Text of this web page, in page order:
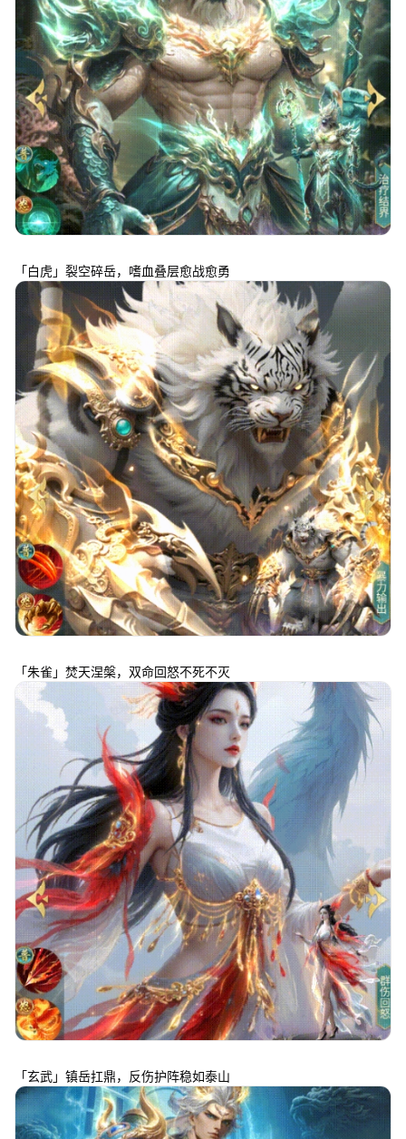
「白虎」裂空碎岳，嗜血叠层愈战愈勇
「朱雀」焚天涅槃，双命回怒不死不灭
「玄武」镇岳扛鼎，反伤护阵稳如泰山